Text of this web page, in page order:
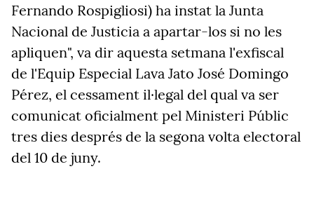
Fernando Rospigliosi) ha instat la Junta
Nacional de Justicia a apartar-los si no les
apliquen", va dir aquesta setmana l'exfiscal
de l'Equip Especial Lava Jato José Domingo
Pérez, el cessament il·legal del qual va ser
comunicat oficialment pel Ministeri Públic
tres dies després de la segona volta electoral
del 10 de juny.